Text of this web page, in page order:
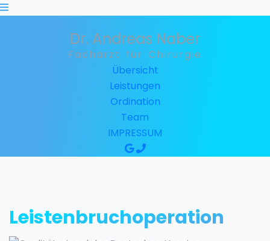
Dr. Andreas Naber
Facharzt für Chirurgie
Übersicht
Leistungen
Ordination
Team
IMPRESSUM
Leistenbruchoperation